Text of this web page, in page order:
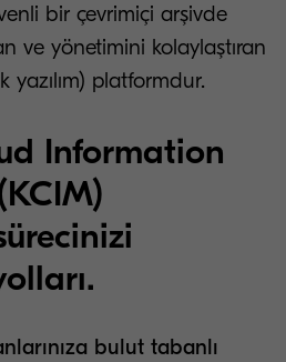
bir çevrimiçi arşivde
ve yönetimini kolaylaştıran
yazılım) platformdur.
Information
bulut tabanlı